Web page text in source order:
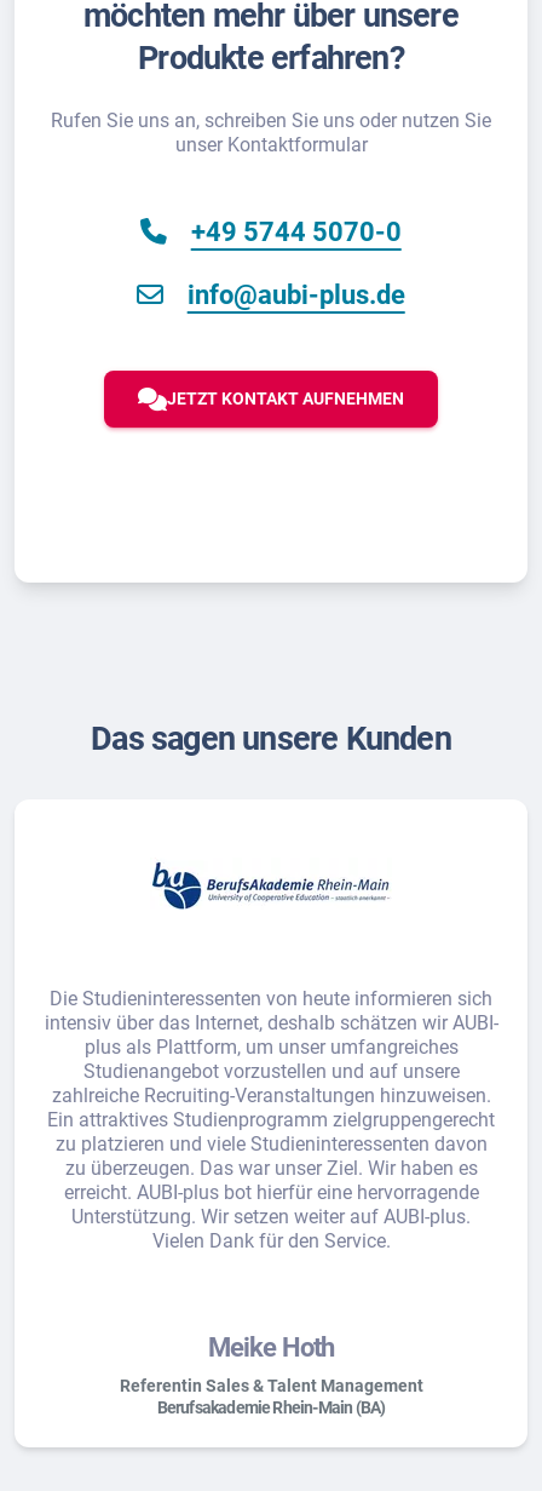
möchten mehr über unsere
Produkte erfahren?
Rufen Sie uns an, schreiben Sie uns oder nutzen Sie
unser Kontaktformular
+49 5744 5070-0
info@aubi-plus.de
JETZT KONTAKT AUFNEHMEN
Das sagen unsere Kunden
Die Studieninteressenten von heute informieren sich
intensiv über das Internet, deshalb schätzen wir AUBI-
plus als Plattform, um unser umfangreiches
Studienangebot vorzustellen und auf unsere
zahlreiche Recruiting-Veranstaltungen hinzuweisen.
Ein attraktives Studienprogramm zielgruppengerecht
zu platzieren und viele Studieninteressenten davon
zu überzeugen. Das war unser Ziel. Wir haben es
erreicht. AUBI-plus bot hierfür eine hervorragende
Unterstützung. Wir setzen weiter auf AUBI-plus.
Vielen Dank für den Service.
Meike Hoth
Referentin Sales & Talent Management
Berufsakademie Rhein-Main (BA)